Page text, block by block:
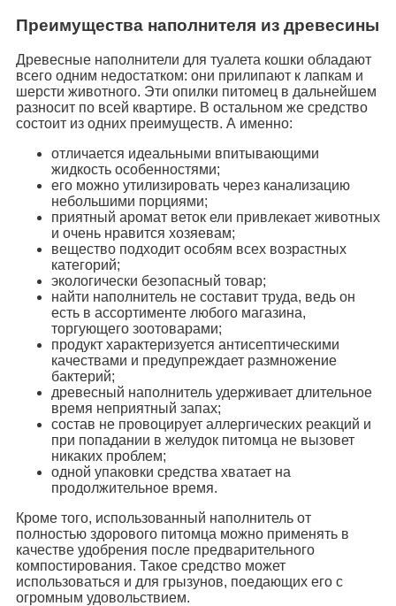
Преимущества наполнителя из древесины
Древесные наполнители для туалета кошки обладают
всего одним недостатком: они прилипают к лапкам и
шерсти животного. Эти опилки питомец в дальнейшем
разносит по всей квартире. В остальном же средство
состоит из одних преимуществ. А именно:
отличается идеальными впитывающими
жидкость особенностями;
его можно утилизировать через канализацию
небольшими порциями;
приятный аромат веток ели привлекает животных
и очень нравится хозяевам;
вещество подходит особям всех возрастных
категорий;
экологически безопасный товар;
найти наполнитель не составит труда, ведь он
есть в ассортименте любого магазина,
торгующего зоотоварами;
продукт характеризуется антисептическими
качествами и предупреждает размножение
бактерий;
древесный наполнитель удерживает длительное
время неприятный запах;
состав не провоцирует аллергических реакций и
при попадании в желудок питомца не вызовет
никаких проблем;
одной упаковки средства хватает на
продолжительное время.
Кроме того, использованный наполнитель от
полностью здорового питомца можно применять в
качестве удобрения после предварительного
компостирования. Такое средство может
использоваться и для грызунов, поедающих его с
огромным удовольствием.